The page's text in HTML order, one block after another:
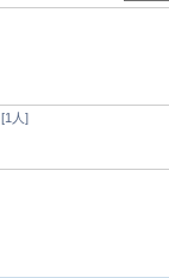
人]